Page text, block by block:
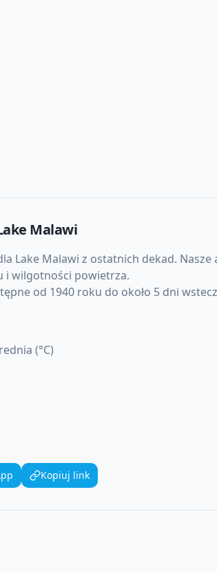
Malawi
Lake Malawi z ostatnich dekad.
i wilgotności powietrza.
od 1940 roku do około 5 dni
(°C)
Kopiuj link